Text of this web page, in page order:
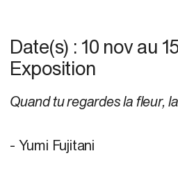
Date(s) : 10 novau
Exposition
Quand tu regardes la fleur,
- Yumi Fujitani